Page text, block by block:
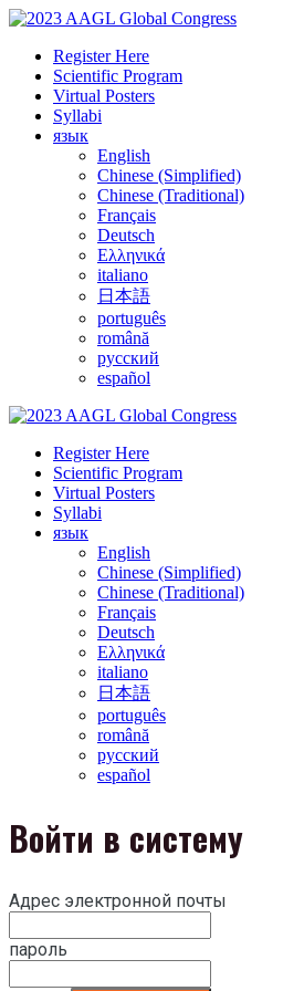
Register Here
Scientific Program
Virtual Posters
Syllabi
язык
English
Chinese (Simplified)
Chinese (Traditional)
Français
Deutsch
Ελληνικά
italiano
日本語
português
română
русский
español
Register Here
Scientific Program
Virtual Posters
Syllabi
язык
English
Chinese (Simplified)
Chinese (Traditional)
Français
Deutsch
Ελληνικά
italiano
日本語
português
română
русский
español
Войти в систему
Адрес электронной почты
пароль